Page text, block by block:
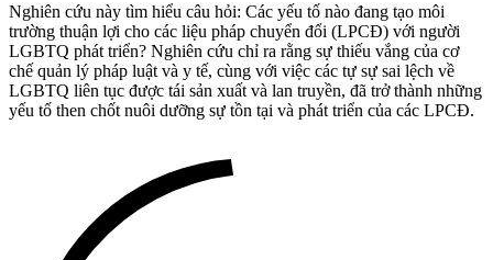
Nghiên cứu này tìm hiểu câu hỏi: Các yếu tố nào đang tạo môi
trường thuận lợi cho các liệu pháp chuyển đổi (LPCĐ) với người
LGBTQ phát triển? Nghiên cứu chỉ ra rằng sự thiếu vắng của cơ
chế quản lý pháp luật và y tế, cùng với việc các tự sự sai lệch về
LGBTQ liên tục được tái sản xuất và lan truyền, đã trở thành những
yếu tố then chốt nuôi dưỡng sự tồn tại và phát triển của các LPCĐ.